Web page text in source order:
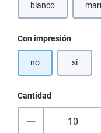
blanco(Esta opción no
Seleccione
Con impresión
no sí
Cantidad